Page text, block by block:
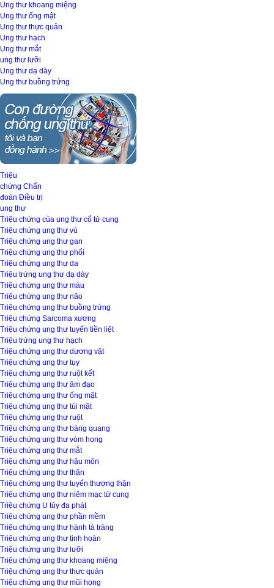
Ung thư khoang miệng
Ung thư ống mật
Ung thư thực quản
Ung thư hạch
Ung thư mắt
ung thư lưỡi
Ung thư dạ dày
Ung thư buồng trứng
Triệu
chứng Chẩn
đoán Điều trị
ung thư
Triệu chứng của ung thư cổ tử cung
Triệu chứng ung thư vú
Triệu chứng ung thư gan
Triệu chứng ung thư phổi
Triệu chứng ung thư da
Triệu trứng ung thư dạ dày
Triệu chứng ung thư máu
Triệu chứng ung thư não
Triệu chứng ung thư buồng trứng
Triệu chứng Sarcoma xương
Triệu chứng ung thư tuyến tiền liệt
Triệu trứng ung thư hạch
Triệu chứng ung thư dương vật
Triệu chứng ung thư tụy
Triệu chứng ung thư ruột kết
Triệu chứng ung thư âm đạo
Triệu chứng ung thư ống mật
Triệu chứng ung thư túi mật
Triệu chứng ung thư ruột
Triệu chứng ung thư bàng quang
Triệu chứng ung thư vòm họng
Triệu chứng ung thư mắt
Triệu chứng ung thư hậu môn
Triệu chứng ung thư thận
Triệu chứng ung thư tuyến thượng thận
Triệu chứng ung thư niêm mạc tử cung
Triệu chứng U tủy đa phát
Triệu chứng ung thư phần mềm
Triệu chứng ung thư hành tá tràng
Triệu chứng ung thư tinh hoàn
Triệu chứng ung thư lưỡi
Triệu chứng ung thư khoang miệng
Triệu chứng ung thư thực quản
Triệu chứng ung thư mũi họng